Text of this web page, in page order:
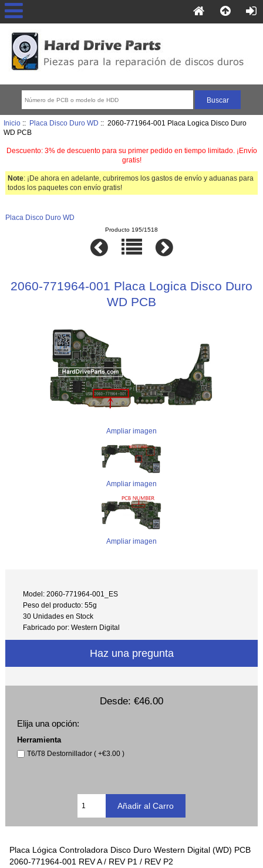
Inicio:: Placa Disco Duro WD :: 2060-771964-001 Placa Logica Disco Duro
WD PCB
Descuento: 3% de descuento para su primer pedido en tiempo limitado. ¡Envío
gratis!
Note: ¡De ahora en adelante, cubriremos los gastos de envío y aduanas para
todos los paquetes con envío gratis!
Placa Disco Duro WD
Producto 195/1518
2060-771964-001 Placa Logica Disco Duro
WD PCB
Ampliar imagen
Ampliar imagen
Ampliar imagen
Model: 2060-771964-001_ES
Peso del producto: 55g
30 Unidades en Stock
Fabricado por: Western Digital
Haz una pregunta
Desde: €46.00
Elija una opción:
Herramienta
T6/T8 Destornillador ( +€3.00 )
Placa Lógica Controladora Disco Duro Western Digital (WD) PCB
2060-771964-001 REV A / REV P1 / REV P2